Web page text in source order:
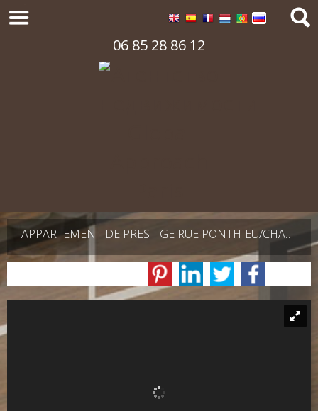
06 85 28 86 12
APPARTEMENT DE PRESTIGE RUE PONTHIEU/CHAMPS-ELYSÉES